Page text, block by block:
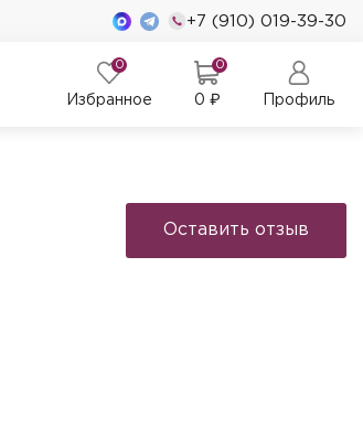
+7 (910) 019-39-30
0
Избранное
0
0 ₽ Профиль
Оставить отзыв